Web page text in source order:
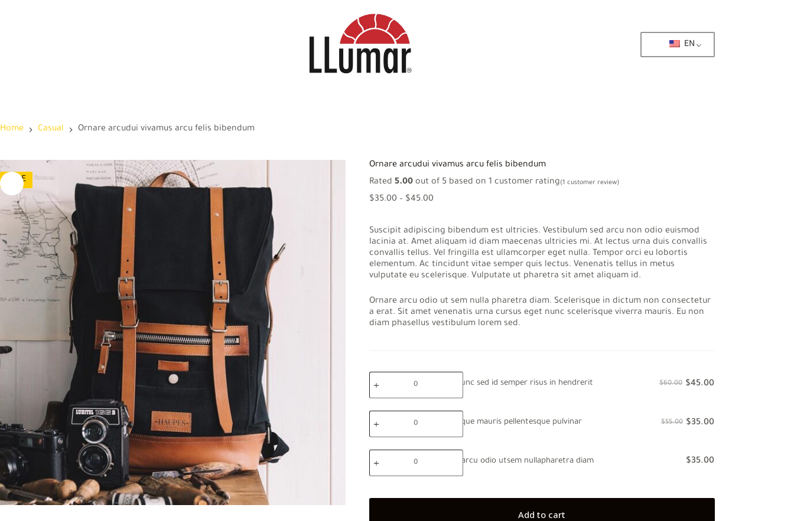
EN
Home Casual Ornare arcudui vivamus arcu felis bibendum
SALE
Ornare arcudui vivamus arcu felis bibendum
Rated 5.00out of 5 based on 1 customer rating(1 customer review)
$35.00 – $45.00Price
through
$45.00
Suscipit adipiscing bibendum est ultricies. Vestibulum sed arcu non odio euismod
lacinia at. Amet aliquam id diam maecenas ultricies mi. At lectus urna duis convallis
convallis tellus. Vel fringilla est ullamcorper eget nulla. Tempor orci eu lobortis
elementum. Ac tincidunt vitae semper quis lectus. Venenatis tellus in metus
vulputate eu scelerisque. Vulputate ut pharetra sit amet aliquam id.
Ornare arcu odio ut sem nulla pharetra diam. Scelerisque in dictum non consectetur
a erat. Sit amet venenatis urna cursus eget nunc scelerisque viverra mauris. Eu non
diam phasellus vestibulum lorem sed.
Mollis
nunc
sed
risus
in
hendrerit
quantity
Mollis nunc sed id semper risus in hendrerit $60.00
Original
$60.00.
$45.00
Current
$45.00.
Scelerisque
mauris
pellentesque
Scelerisque mauris pellentesque pulvinar $55.00
Original
$55.00.
$35.00
Current
$35.00.
Ornare
arcu
odio
nullapharetra
Ornare arcu odio utsem nullapharetra diam $35.00
Add to cart